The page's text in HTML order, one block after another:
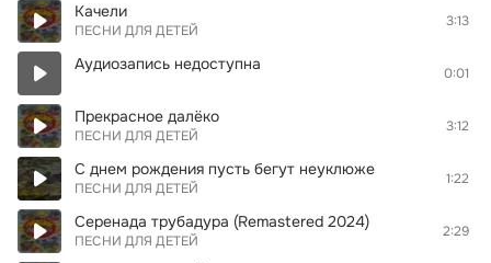
Качели
ПЕСНИ ДЛЯ ДЕТЕЙ
3:13
Аудиозапись недоступна 0:01
Прекрасное далёко
ПЕСНИ ДЛЯ ДЕТЕЙ
3:12
С днем рождения пусть бегут неуклюже
ПЕСНИ ДЛЯ ДЕТЕЙ
1:22
Серенада трубадура (Remastered 2024)
ПЕСНИ ДЛЯ ДЕТЕЙ
2:29